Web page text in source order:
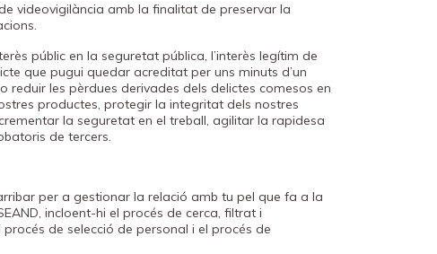
videovigilància amb la finalitat de preservar la
públic en la seguretat pública, l’interès legítim de
que pugui quedar acreditat per uns minuts d’un
les pèrdues derivades dels delictes comesos en
productes, protegir la integritat dels nostres
la seguretat en el treball, agilitar la rapidesa
de tercers.
per a gestionar la relació amb tu pel que fa a la
incloent-hi el procés de cerca, filtrat i
de selecció de personal i el procés de